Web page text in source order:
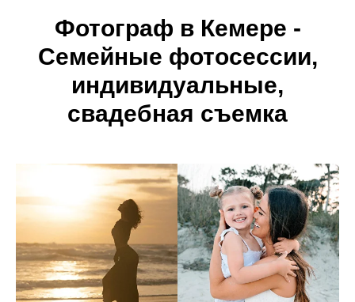
Фотограф в Кемере -
Семейные фотосессии,
индивидуальные,
свадебная съемка